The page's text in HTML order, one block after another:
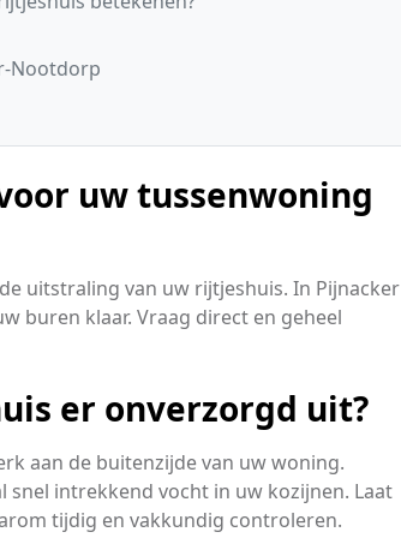
Nootdorp
uw tussenwoning
uitstraling van uw rijtjeshuis. In Pijnacker
buren klaar. Vraag direct en geheel
er onverzorgd uit?
aan de buitenzijde van uw woning.
intrekkend vocht in uw kozijnen. Laat
tijdig en vakkundig controleren.